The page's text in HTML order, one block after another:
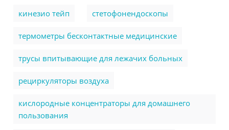
кинезио тейп стетофонендоскопы
термометры бесконтактные медицинские
трусы впитывающие для лежачих больных
рециркуляторы воздуха
кислородные концентраторы для домашнего
пользования